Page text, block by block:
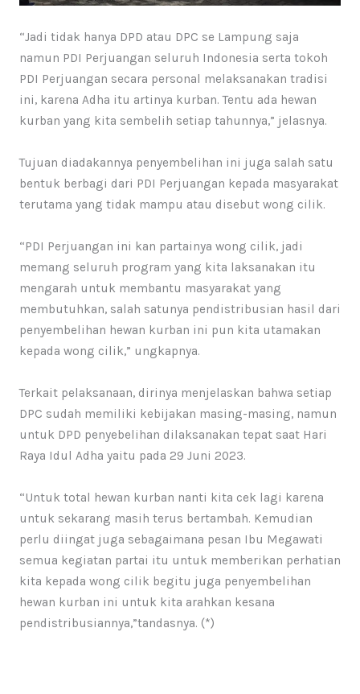
“Jadi tidak hanya DPD atau DPC se Lampung saja
namun PDI Perjuangan seluruh Indonesia serta tokoh
PDI Perjuangan secara personal melaksanakan tradisi
ini, karena Adha itu artinya kurban. Tentu ada hewan
kurban yang kita sembelih setiap tahunnya,” jelasnya.
Tujuan diadakannya penyembelihan ini juga salah satu
bentuk berbagi dari PDI Perjuangan kepada masyarakat
terutama yang tidak mampu atau disebut wong cilik.
“PDI Perjuangan ini kan partainya wong cilik, jadi
memang seluruh program yang kita laksanakan itu
mengarah untuk membantu masyarakat yang
membutuhkan, salah satunya pendistribusian hasil dari
penyembelihan hewan kurban ini pun kita utamakan
kepada wong cilik,” ungkapnya.
Terkait pelaksanaan, dirinya menjelaskan bahwa setiap
DPC sudah memiliki kebijakan masing-masing, namun
untuk DPD penyebelihan dilaksanakan tepat saat Hari
Raya Idul Adha yaitu pada 29 Juni 2023.
“Untuk total hewan kurban nanti kita cek lagi karena
untuk sekarang masih terus bertambah. Kemudian
perlu diingat juga sebagaimana pesan Ibu Megawati
semua kegiatan partai itu untuk memberikan perhatian
kita kepada wong cilik begitu juga penyembelihan
hewan kurban ini untuk kita arahkan kesana
pendistribusiannya,”tandasnya. (*)